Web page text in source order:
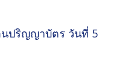
ปริญญาบัตร วันที่ 5